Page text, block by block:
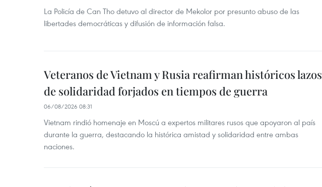
La Policía de Can Tho detuvo al director de Mekolor por presunto abuso de las
libertades democráticas y difusión de información falsa.
Veteranos de Vietnam y Rusia reafirman históricos lazos
de solidaridad forjados en tiempos de guerra
06/08/2026 08:31
Vietnam rindió homenaje en Moscú a expertos militares rusos que apoyaron al país
durante la guerra, destacando la histórica amistad y solidaridad entre ambas
naciones.